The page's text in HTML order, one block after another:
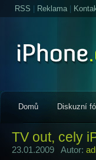
RSS Reklama|
Domů Diskuzní
TV out, cely
23.01.2009 Autor: